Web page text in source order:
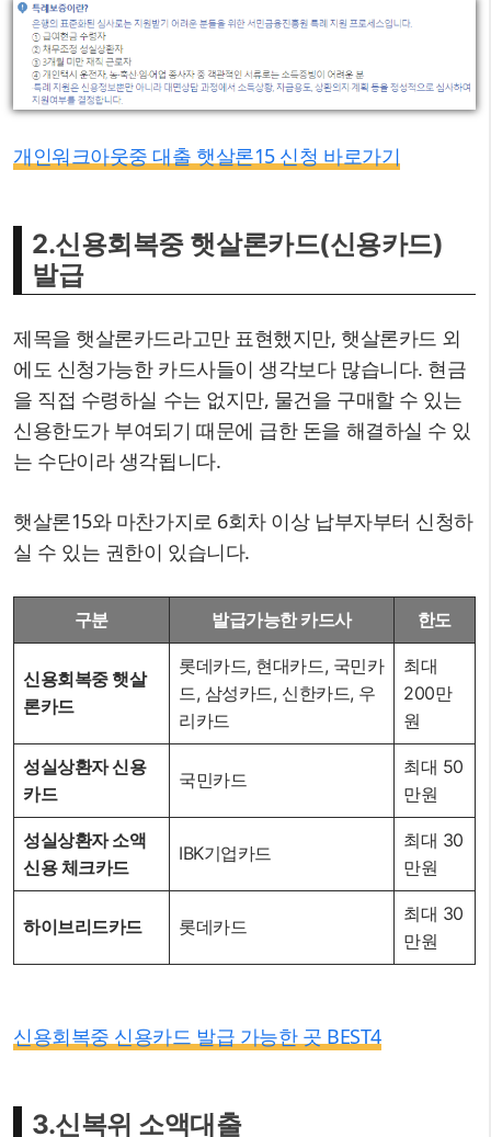
개인워크아웃중 대출 햇살론15 신청 바로가기
2.신용회복중 햇살론카드(신용카드)
발급
제목을 햇살론카드라고만 표현했지만, 햇살론카드 외
에도 신청가능한 카드사들이 생각보다 많습니다. 현금
을 직접 수령하실 수는 없지만, 물건을 구매할 수 있는
신용한도가 부여되기 때문에 급한 돈을 해결하실 수 있
는 수단이라 생각됩니다.
햇살론15와 마찬가지로 6회차 이상 납부자부터 신청하
실 수 있는 권한이 있습니다.
구분 발급가능한 카드사 한도
신용회복중 햇살
론카드
롯데카드, 현대카드, 국민카
드, 삼성카드, 신한카드, 우
리카드
최대
200만
원
성실상환자 신용
카드
국민카드
최대 50
만원
성실상환자 소액
신용 체크카드
IBK기업카드
최대 30
만원
하이브리드카드 롯데카드
최대 30
만원
신용회복중 신용카드 발급 가능한 곳 BEST4
3.신복위 소액대출